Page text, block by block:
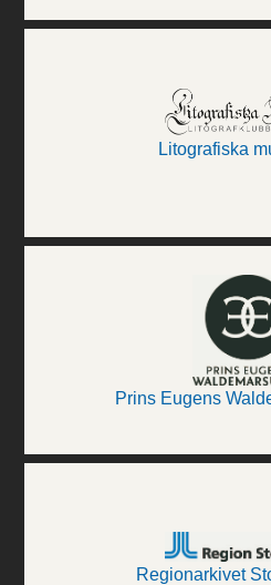
Litografiska
Prins Eugens
Regionarkivet